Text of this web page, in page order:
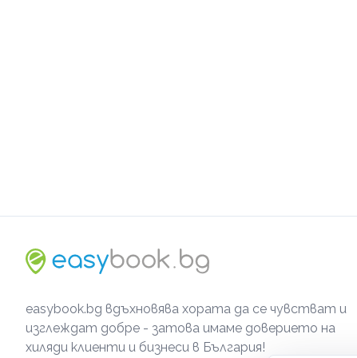
easybook.bg вдъхновява хората да се чувстват и
изглеждат добре - затова имаме доверието на
хиляди клиенти и бизнеси в България!